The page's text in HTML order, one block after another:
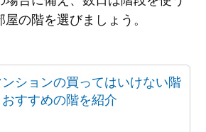
の階を選びましょう。
ションの買ってはいけない階
おすすめの階を紹介